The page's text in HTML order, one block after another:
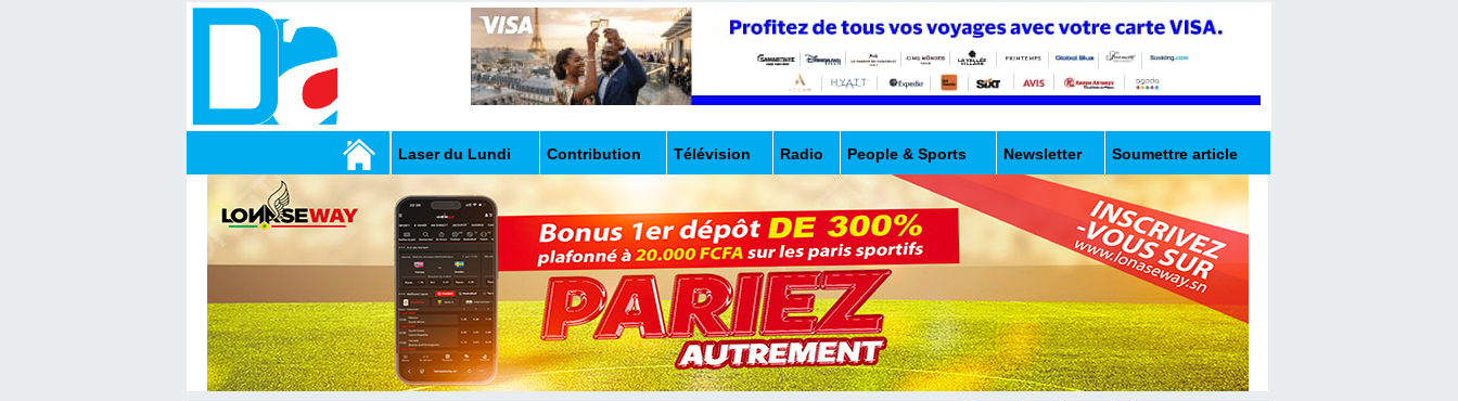
Laser du Lundi Contribution Télévision Radio People & Sports Newsletter Soumettre article